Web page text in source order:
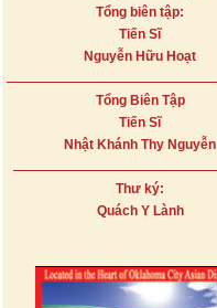
Tổng biên tập:
Tiến Sĩ
Nguyễn Hữu Hoạt
Tổng Biên Tập
Tiến Sĩ
Nhật Khánh Thy Nguyễn
Thư ký:
Quách Y Lành